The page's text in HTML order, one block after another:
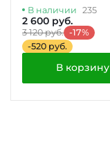
В наличии 235
2 600 руб.
3 120 руб. -17%
-520 руб.
В корзину